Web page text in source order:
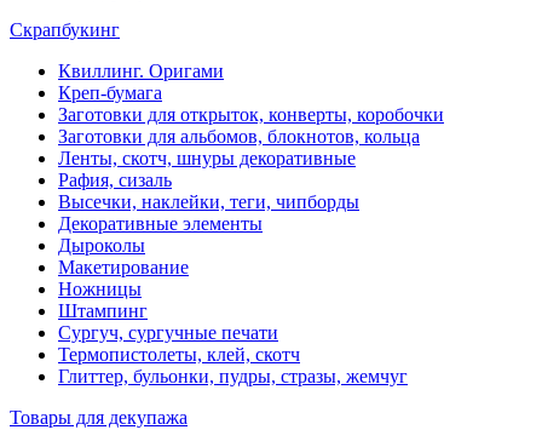
Скрапбукинг
Квиллинг. Оригами
Креп-бумага
Заготовки для открыток, конверты, коробочки
Заготовки для альбомов, блокнотов, кольца
Ленты, скотч, шнуры декоративные
Рафия, сизаль
Высечки, наклейки, теги, чипборды
Декоративные элементы
Дыроколы
Макетирование
Ножницы
Штампинг
Сургуч, сургучные печати
Термопистолеты, клей, скотч
Глиттер, бульонки, пудры, стразы, жемчуг
Товары для декупажа